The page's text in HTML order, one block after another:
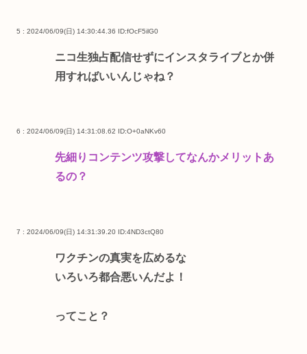
5 : 2024/06/09(日) 14:30:44.36 ID:fOcF5ilG0
ニコ生独占配信せずにインスタライブとか併
用すればいいんじゃね？
6 : 2024/06/09(日) 14:31:08.62 ID:O+0aNKv60
先細りコンテンツ攻撃してなんかメリットあ
るの？
7 : 2024/06/09(日) 14:31:39.20 ID:4ND3ctQ80
ワクチンの真実を広めるな
いろいろ都合悪いんだよ！
ってこと？